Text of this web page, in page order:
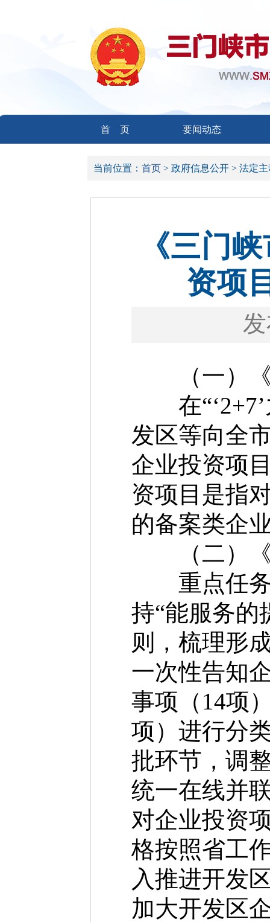
首 页 要闻动态
当前位置： 首页 > 政府信息公开 > 法定
《三门
资项
（一）《
在“‘2+7’
发区等向全
企业投资项
资项目是指
的备案类企
（二）《
重点任务
持“能服务的
则，梳理形
一次性告知
事项（14项
项）进行分
批环节，调
统一在线并
对企业投资
格按照省工
入推进开发
加大开发区